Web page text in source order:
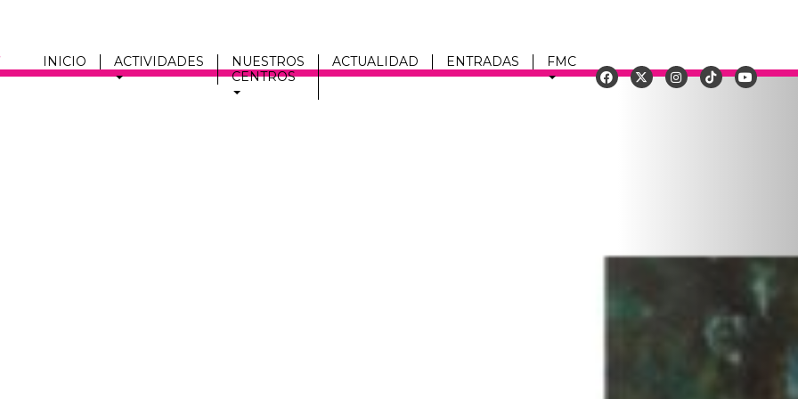
INICIO ACTIVIDADES
NUESTROS
CENTROS
ACTUALIDAD ENTRADAS FMC
Siguiente